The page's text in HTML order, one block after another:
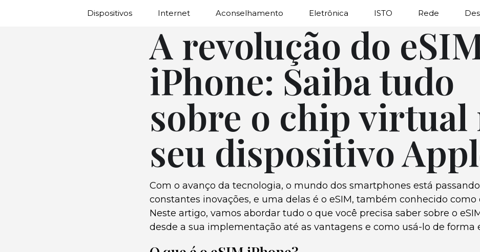
Dispositivos Internet Aconselhamento Eletrônica ISTO Rede
A revolução do
iPhone: Saiba tudo
sobre o chip virtual
seu dispositivo
Com o avanço da tecnologia, o mundo dos smartphones está
constantes inovações, e uma delas é o eSIM, também conhecido como
Neste artigo, vamos abordar tudo o que você precisa saber sobre o
desde a sua implementação até as vantagens e como usá-lo de forma